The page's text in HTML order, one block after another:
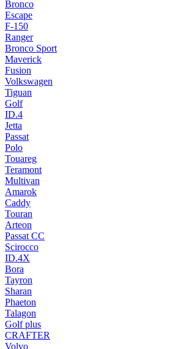
Bronco
Escape
F-150
Ranger
Bronco Sport
Maverick
Fusion
Volkswagen
Tiguan
Golf
ID.4
Jetta
Passat
Polo
Touareg
Teramont
Multivan
Amarok
Caddy
Touran
Arteon
Passat CC
Scirocco
ID.4X
Bora
Tayron
Sharan
Phaeton
Talagon
Golf plus
CRAFTER
Volvo